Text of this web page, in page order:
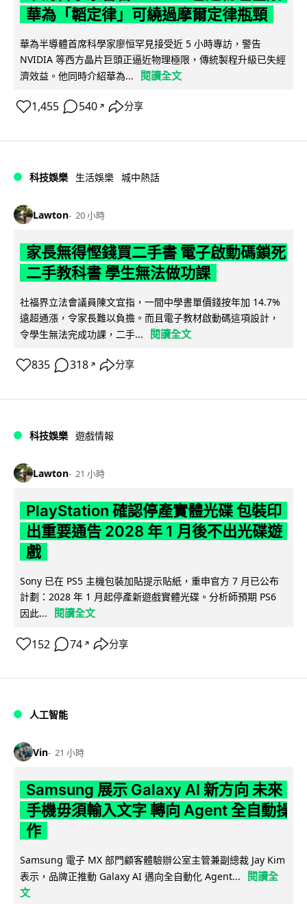
華為「韜定律」可繞過摩爾定律瓶頸
華為半導體首席科學家廖恒罕見接受近 5 小時專訪，警告
NVIDIA 等西方晶片巨頭正逼近物理極限，傳統製程升級已失經
濟效益。他同時介紹華為...
閱讀全文
1,455 540 ↗ 分享
科技娛樂 生活娛樂 城中熱話
Lawton 20 小時
家長無得慳錢買二手書 電子啟動碼鎖死
二手教科書 學生無法做功課
社福界立法會議員陳文宜指，一間中學書單價錢按年加 14.7%
遠超通漲，令家長難以負擔。而且電子教材啟動碼這項設計，
令學生無法完成功課，二手...
閱讀全文
835 318 ↗ 分享
科技娛樂 遊戲情報
Lawton 21 小時
PlayStation 確認停產實體光碟 包裝印
出重要通告 2028 年 1 月後不出光碟遊
戲
Sony 已在 PS5 主機包裝加貼提示貼紙，重申官方 7 月已公布
計劃：2028 年 1 月起停產新遊戲實體光碟。分析師預期 PS6
因此...
閱讀全文
152 74 ↗ 分享
人工智能
Vin 21 小時
Samsung 展示 Galaxy AI 新方向 未來
手機毋須輸入文字 轉向 Agent 全自動操
作
Samsung 電子 MX 部門顧客體驗辦公室主管兼副總裁 Jay Kim
表示，品牌正推動 Galaxy AI 邁向全自動化 Agent...
閱讀全
文